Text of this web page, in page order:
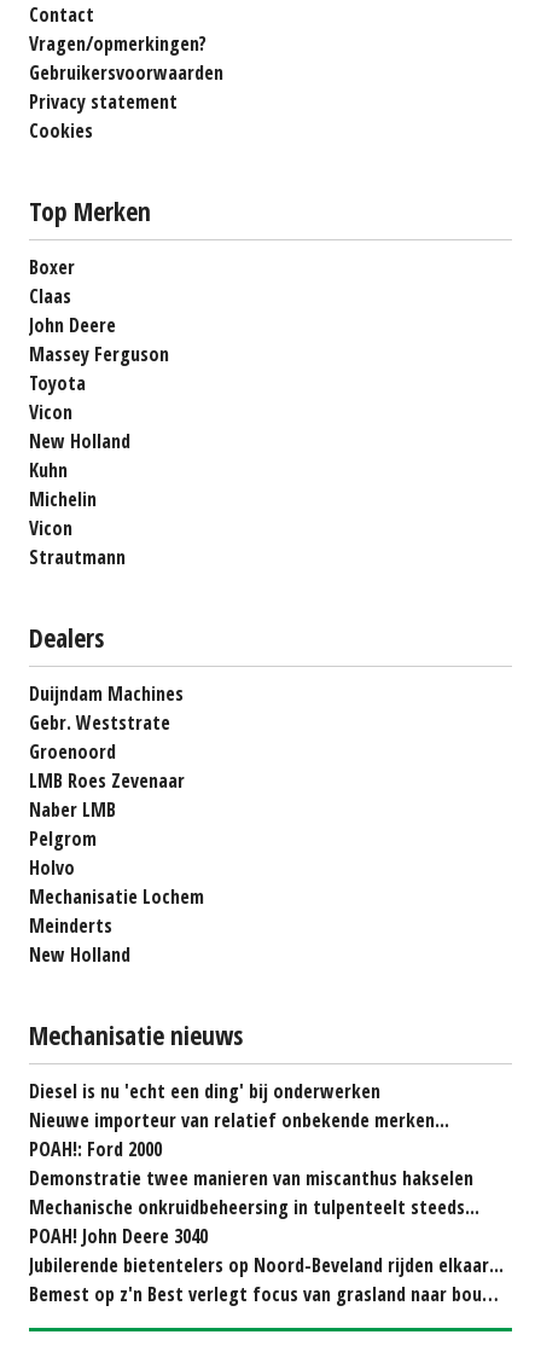
Contact
Vragen/opmerkingen?
Gebruikersvoorwaarden
Privacy statement
Cookies
Top Merken
Boxer
Claas
John Deere
Massey Ferguson
Toyota
Vicon
New Holland
Kuhn
Michelin
Vicon
Strautmann
Dealers
Duijndam Machines
Gebr. Weststrate
Groenoord
LMB Roes Zevenaar
Naber LMB
Pelgrom
Holvo
Mechanisatie Lochem
Meinderts
New Holland
Mechanisatie nieuws
Diesel is nu 'echt een ding' bij onderwerken
Nieuwe importeur van relatief onbekende merken...
POAH!: Ford 2000
Demonstratie twee manieren van miscanthus hakselen
Mechanische onkruidbeheersing in tulpenteelt steeds...
POAH! John Deere 3040
Jubilerende bietentelers op Noord-Beveland rijden elkaar...
Bemest op z'n Best verlegt focus van grasland naar bouwland